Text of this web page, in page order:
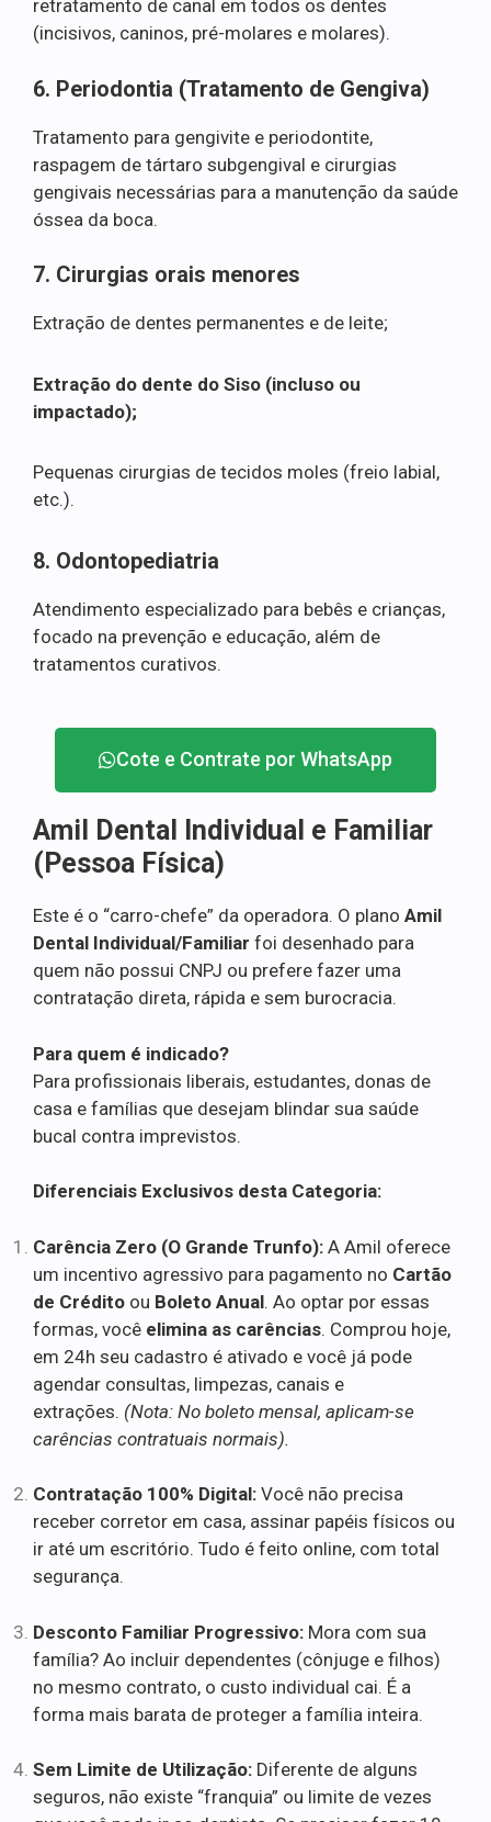
retratamento de canal em todos os dentes
(incisivos, caninos, pré-molares e molares).
6. Periodontia (Tratamento de Gengiva)
Tratamento para gengivite e periodontite,
raspagem de tártaro subgengival e cirurgias
gengivais necessárias para a manutenção da saúde
óssea da boca.
7. Cirurgias orais menores
Extração de dentes permanentes e de leite;
Extração do dente do Siso (incluso ou
impactado);
Pequenas cirurgias de tecidos moles (freio labial,
etc.).
8. Odontopediatria
Atendimento especializado para bebês e crianças,
focado na prevenção e educação, além de
tratamentos curativos.
Cote e Contrate por WhatsApp
Amil Dental Individual e Familiar
(Pessoa Física)
Este é o “carro-chefe” da operadora. O plano Amil
Dental Individual/Familiar foi desenhado para
quem não possui CNPJ ou prefere fazer uma
contratação direta, rápida e sem burocracia.
Para quem é indicado?
Para profissionais liberais, estudantes, donas de
casa e famílias que desejam blindar sua saúde
bucal contra imprevistos.
Diferenciais Exclusivos desta Categoria:
Carência Zero (O Grande Trunfo): A Amil oferece
um incentivo agressivo para pagamento no Cartão
de Crédito ou Boleto Anual. Ao optar por essas
formas, você elimina as carências. Comprou hoje,
em 24h seu cadastro é ativado e você já pode
agendar consultas, limpezas, canais e
extrações. (Nota: No boleto mensal, aplicam-se
carências contratuais normais).
Contratação 100% Digital: Você não precisa
receber corretor em casa, assinar papéis físicos ou
ir até um escritório. Tudo é feito online, com total
segurança.
Desconto Familiar Progressivo: Mora com sua
família? Ao incluir dependentes (cônjuge e filhos)
no mesmo contrato, o custo individual cai. É a
forma mais barata de proteger a família inteira.
Sem Limite de Utilização: Diferente de alguns
seguros, não existe “franquia” ou limite de vezes